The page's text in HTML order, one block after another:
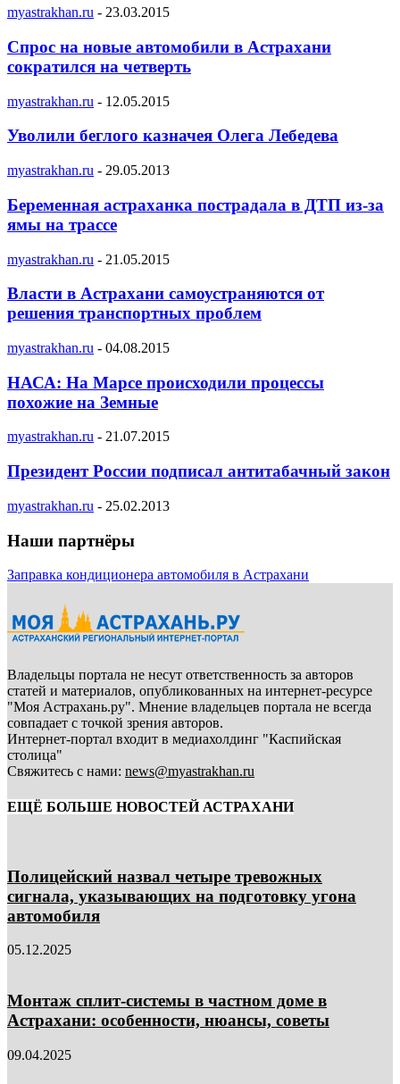
myastrakhan.ru - 23.03.2015
Спрос на новые автомобили в Астрахани
сократился на четверть
myastrakhan.ru - 12.05.2015
Уволили беглого казначея Олега Лебедева
myastrakhan.ru - 29.05.2013
Беременная астраханка пострадала в ДТП из-за
ямы на трассе
myastrakhan.ru - 21.05.2015
Власти в Астрахани самоустраняются от
решения транспортных проблем
myastrakhan.ru - 04.08.2015
НАСА: На Марсе происходили процессы
похожие на Земные
myastrakhan.ru - 21.07.2015
Президент России подписал антитабачный закон
myastrakhan.ru - 25.02.2013
Наши партнёры
Заправка кондиционера автомобиля в Астрахани
Владельцы портала не несут ответственность за авторов
статей и материалов, опубликованных на интернет-ресурсе
"Моя Астрахань.ру". Мнение владельцев портала не всегда
совпадает с точкой зрения авторов.
Интернет-портал входит в медиахолдинг "Каспийская
столица"
Свяжитесь с нами: news@myastrakhan.ru
ЕЩЁ БОЛЬШЕ НОВОСТЕЙ АСТРАХАНИ
Полицейский назвал четыре тревожных
сигнала, указывающих на подготовку угона
автомобиля
05.12.2025
Монтаж сплит-системы в частном доме в
Астрахани: особенности, нюансы, советы
09.04.2025